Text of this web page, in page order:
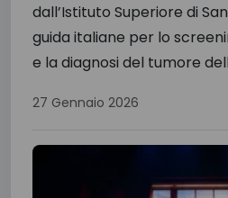
dall’Istituto Superiore di
guida italiane per lo
e la diagnosi del tumore
27 Gennaio 2026